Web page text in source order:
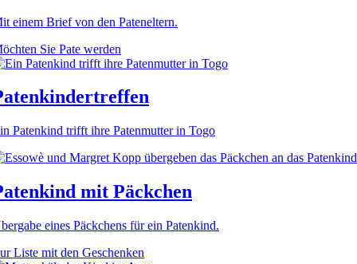
einem Brief von den Pateneltern.
Sie Pate werden
Patenkind trifft ihre Patenmutter in Togo
mit Päckchen
eines Päckchens für ein Patenkind.
Liste mit den Geschenken